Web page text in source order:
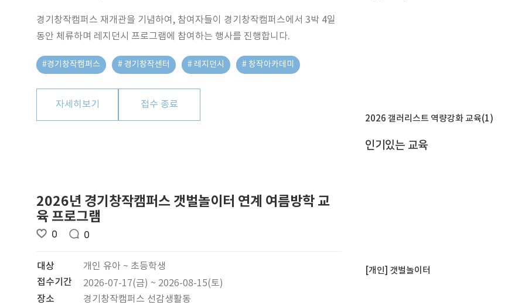
경기창작캠퍼스 재개관을 기념하여, 참여자들이 경기창작캠퍼스에서 3박 4일
동안 체류하며 레지던시 프로그램에 참여하는 행사를 진행합니다.
#경기창작캠퍼스 # 경기창작센터 # 레지던시 # 창작아카데미
자세히보기 접수 종료
2026년 경기창작캠퍼스 갯벌놀이터 연계 여름방학 교
육 프로그램
0 0
대상
개인 유아 ~ 초등학생
접수기간
2026-07-17(금) ~ 2026-08-15(토)
장소
경기창작캠퍼스 선감생활동
2026 갤러리스트 역량강화 교육(1)
인기있는 교육
[개인] 갯벌놀이터